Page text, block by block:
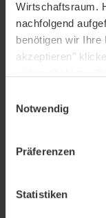
Wirtschaftsraum.
nachfolgend
benötigen wir Ihre
akzeptieren"
Einstellungen
Notwendig
Präferenzen
Statistiken
Dachform
Farbe